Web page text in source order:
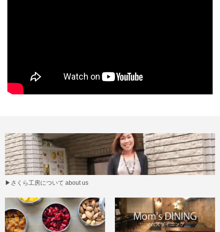
▶ さくら工房について about us